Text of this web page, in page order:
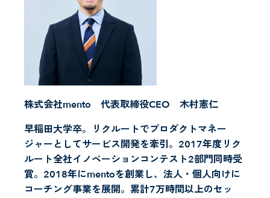
株式会社mento 代表取締役CEO 木村憲仁
早稲田大学卒。リクルートでプロダクトマネー
ジャーとしてサービス開発を牽引。2017年度リク
ルート全社イノベーションコンテスト2部門同時受
賞。2018年にmentoを創業し、法人・個人向けに
コーチング事業を展開。累計7万時間以上のセッ